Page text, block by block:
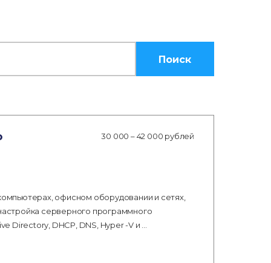
Поиск
30 000 – 42 000 рублей
офисном оборудовании и сетях,
серверного программного
Directory, DHCP, DNS, Hyper -V и …